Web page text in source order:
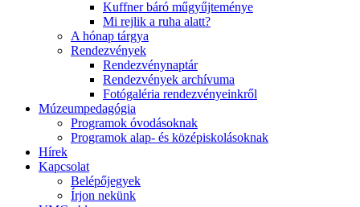
Kuffner báró műgyűjteménye
Mi rejlik a ruha alatt?
A hónap tárgya
Rendezvények
Rendezvénynaptár
Rendezvények archívuma
Fotógaléria rendezvényeinkről
Múzeumpedagógia
Programok óvodásoknak
Programok alap- és középiskolásoknak
Hírek
Kapcsolat
Belépőjegyek
Írjon nekünk